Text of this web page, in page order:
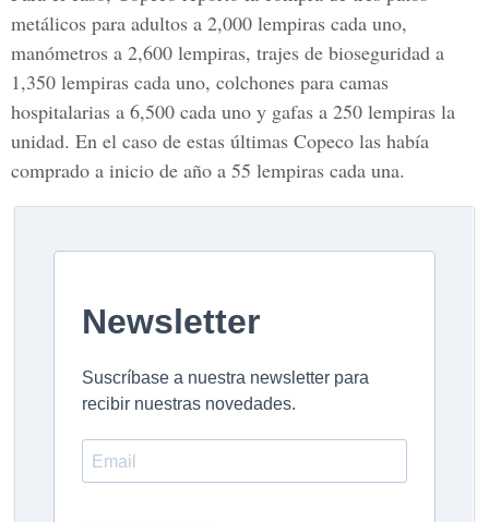
metálicos para adultos a 2,000 lempiras cada uno,
manómetros a 2,600 lempiras, trajes de bioseguridad a
1,350 lempiras cada uno, colchones para camas
hospitalarias a 6,500 cada uno y gafas a 250 lempiras la
unidad. En el caso de estas últimas Copeco las había
comprado a inicio de año a 55 lempiras cada una.